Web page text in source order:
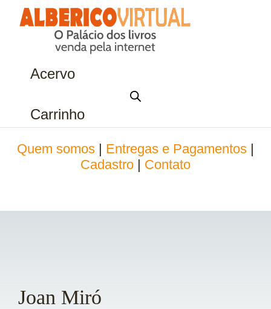
Acervo
Carrinho
Quem somos Entregas e Pagamentos
Cadastro
Contato
Joan Miró